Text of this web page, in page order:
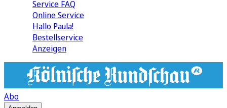
Service FAQ
Online Service
Hallo Paula!
Bestellservice
Anzeigen
Abo